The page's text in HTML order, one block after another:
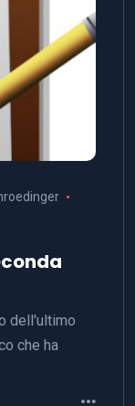
dell'ultimo
che ha